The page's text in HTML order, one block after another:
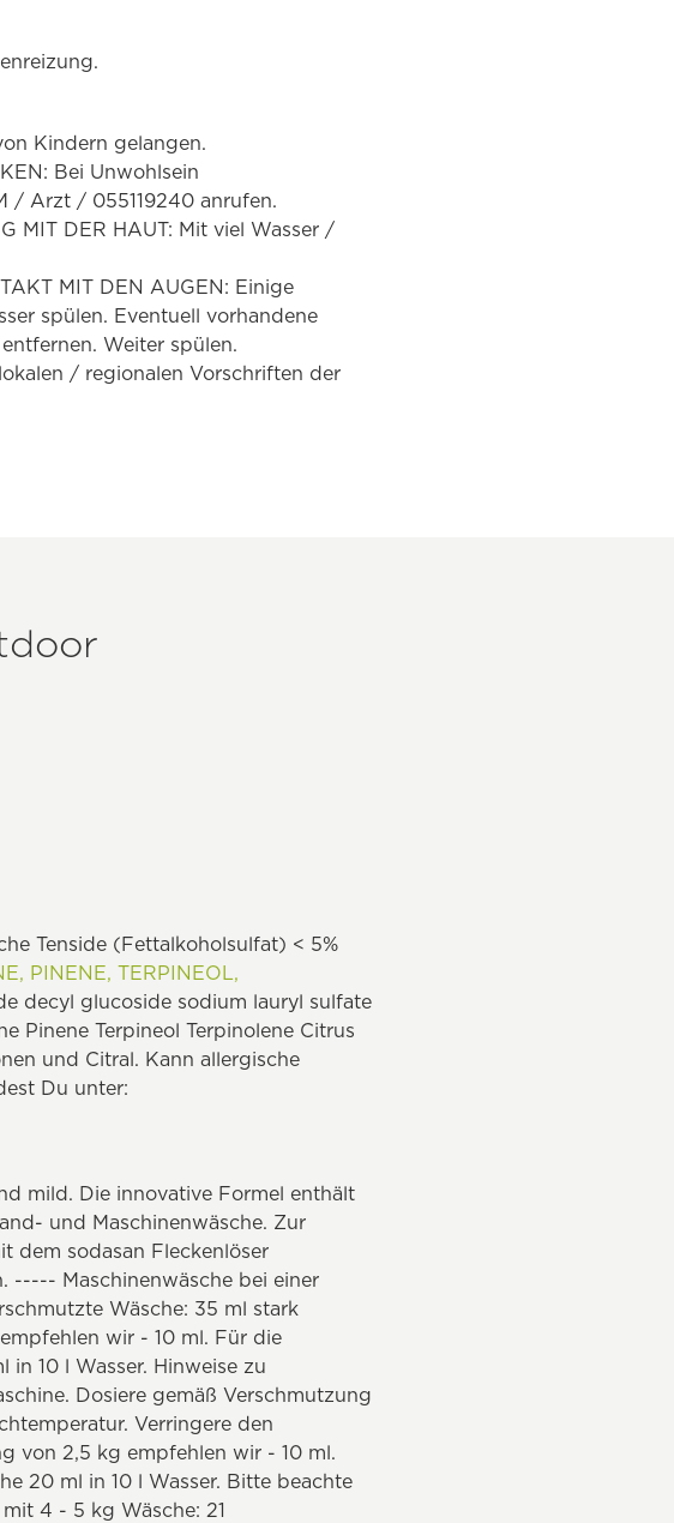
Kindern gelangen.
Bei Unwohlsein
/ Arzt / 055119240 anrufen.
MIT DER HAUT: Mit viel Wasser /
MIT DEN AUGEN: Einige
spülen. Eventuell vorhandene
Weiter spülen.
/ regionalen Vorschriften der
Tenside (Fettalkoholsulfat) < 5%
PINENE, TERPINEOL,
decyl glucoside sodium lauryl sulfate
Pinene Terpineol Terpinolene Citrus
und Citral. Kann allergische
Du unter:
mild. Die innovative Formel enthält
und Maschinenwäsche. Zur
dem sodasan Fleckenlöser
----- Maschinenwäsche bei einer
Wäsche: 35 ml stark
wir - 10 ml. Für die
10 l Wasser. Hinweise zu
Dosiere gemäß Verschmutzung
Verringere den
von 2,5 kg empfehlen wir - 10 ml.
20 ml in 10 l Wasser. Bitte beachte
4 - 5 kg Wäsche: 21